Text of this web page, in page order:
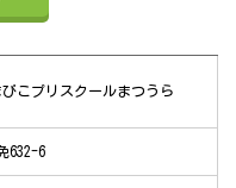
こプリスクールまつうら
632-6